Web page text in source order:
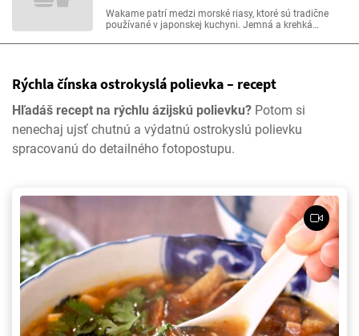
Wakame patrí medzi morské riasy, ktoré sú tradične
používané v japonskej kuchyni. Jemná a krehká
wakame potravinu, ktorá zaujme od prvého sústa. Čo
Rýchla čínska ostrokyslá polievka – recept
Hľadáš recept na rýchlu ázijskú polievku? Potom si
nenechaj ujsť chutnú a výdatnú ostrokyslú polievku
spracovanú do detailného fotopostupu.